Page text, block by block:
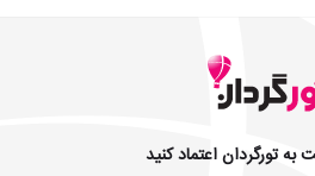
به تورگردان اعتماد کنید